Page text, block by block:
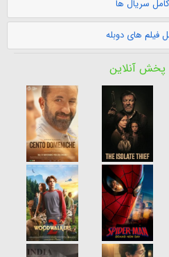
سریال ها
فیلم های دوبله
پخش آنلاین